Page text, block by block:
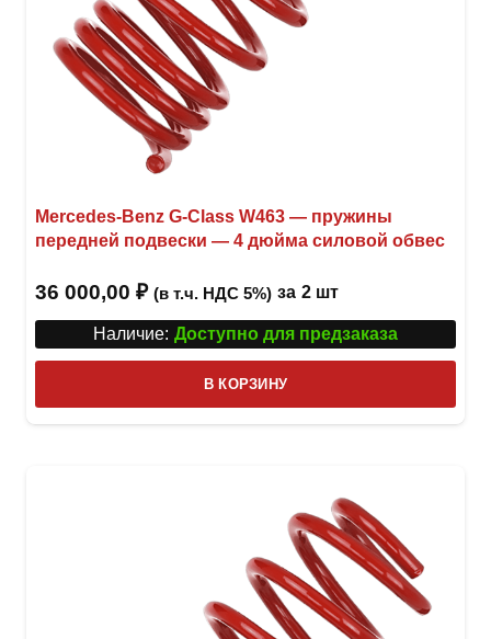
Mercedes-Benz G-Class W463 — пружины
передней подвески — 4 дюйма силовой обвес
36 000,00 ₽ (в т.ч. НДС 5%) за 2 шт
Наличие: Доступно для предзаказа
В КОРЗИНУ